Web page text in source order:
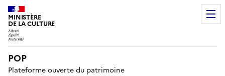
MINISTÈRE
DE LA CULTURE
POP
Plateforme ouverte du patrimoine